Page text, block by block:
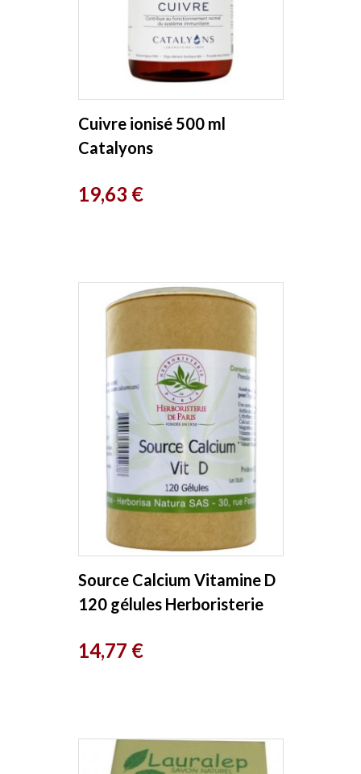
Cuivre ionisé 500 ml
Catalyons
Prix
19,63 €
Source Calcium Vitamine D
120 gélules Herboristerie
Prix
14,77 €